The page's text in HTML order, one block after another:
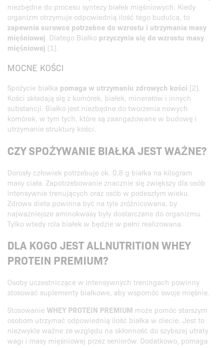
niezbędne do procesu syntezy białek mięśniowych. Kiedy
organizm otrzymuje odpowiednią ilość tego budulca, to
zapewnia surowce potrzebne do wzrostu i utrzymania masy
mięśniowej. Dlatego Białko przyczynia się do wzrostu masy
mięśniowej [1].
MOCNE KOŚCI
Spożycie białka pomaga w utrzymaniu zdrowych kości [2].
Kości składają się z komórek, białek, minerałów i innych
substancji. Białko jest niezbędne do tworzenia nowych
komórek, w tym tych, które są zaangażowane w budowę i
utrzymanie struktury kości.
CZY SPOŻYWANIE BIAŁKA JEST WAŻNE?
Dorosły człowiek potrzebuje ok. 0,8 g białka na kilogram
masy ciała. Zapotrzebowanie znacznie się zwiększy dla osób
intensywnie trenujących oraz osób w podeszłym wieku.
Zdrowa dieta powinna być na tyle zróżnicowana, by
najważniejsze aminokwasy były dostarczane do organizmu.
Tylko wtedy rola białek w będzie w pełni realizowana.
DLA KOGO JEST ALLNUTRITION WHEY
PROTEIN PREMIUM?
Osoby uczestniczące w intensywnych treningach powinny
stosować suplementy białkowe, aby wspomóc swoje mięśnie.
Stosowanie WHEY PROTEIN PREMIUM może pomóc starszym
osobom utrzymać odpowiednią ilość białka w diecie. Jest to
niezwykle ważne ze względu na skłonność do szybszej utraty
wagi i masy mięśniowej przez seniorów. Dodatkowo, pomaga